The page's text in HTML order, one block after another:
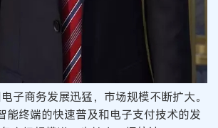
商务发展迅猛，市场规模不断扩大。
能终端的快速普及和电子支付技术的发